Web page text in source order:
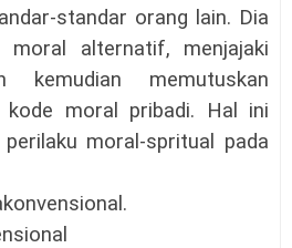
standar orang lain. Dia
moral alternatif, menjajaki
kemudian memutuskan
kode moral pribadi. Hal ini
moral-spritual pada
.